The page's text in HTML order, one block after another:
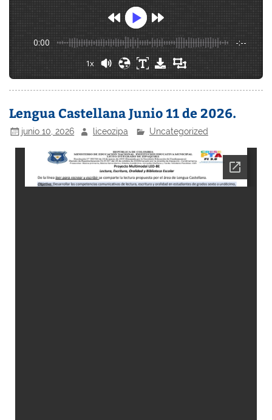
0:00 -:--
1x
Lengua Castellana Junio 11 de 2026.
junio 10, 2026 liceozipa Uncategorized